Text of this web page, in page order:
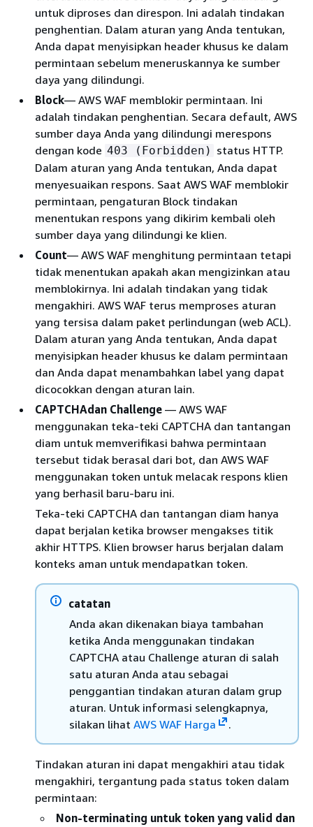
untuk diproses dan direspon. Ini adalah tindakan
penghentian. Dalam aturan yang Anda tentukan,
Anda dapat menyisipkan header khusus ke dalam
permintaan sebelum meneruskannya ke sumber
daya yang dilindungi.
Block— AWS WAF memblokir permintaan. Ini
adalah tindakan penghentian. Secara default, AWS
sumber daya Anda yang dilindungi merespons
dengan kode 403 (Forbidden) status HTTP.
Dalam aturan yang Anda tentukan, Anda dapat
menyesuaikan respons. Saat AWS WAF memblokir
permintaan, pengaturan Block tindakan
menentukan respons yang dikirim kembali oleh
sumber daya yang dilindungi ke klien.
Count— AWS WAF menghitung permintaan tetapi
tidak menentukan apakah akan mengizinkan atau
memblokirnya. Ini adalah tindakan yang tidak
mengakhiri. AWS WAF terus memproses aturan
yang tersisa dalam paket perlindungan (web ACL).
Dalam aturan yang Anda tentukan, Anda dapat
menyisipkan header khusus ke dalam permintaan
dan Anda dapat menambahkan label yang dapat
dicocokkan dengan aturan lain.
CAPTCHAdan Challenge — AWS WAF
menggunakan teka-teki CAPTCHA dan tantangan
diam untuk memverifikasi bahwa permintaan
tersebut tidak berasal dari bot, dan AWS WAF
menggunakan token untuk melacak respons klien
yang berhasil baru-baru ini.
Teka-teki CAPTCHA dan tantangan diam hanya
dapat berjalan ketika browser mengakses titik
akhir HTTPS. Klien browser harus berjalan dalam
konteks aman untuk mendapatkan token.
catatan
Anda akan dikenakan biaya tambahan
ketika Anda menggunakan tindakan
CAPTCHA atau Challenge aturan di salah
satu aturan Anda atau sebagai
penggantian tindakan aturan dalam grup
aturan. Untuk informasi selengkapnya,
silakan lihat AWS WAF Harga .
Tindakan aturan ini dapat mengakhiri atau tidak
mengakhiri, tergantung pada status token dalam
permintaan:
Non-terminating untuk token yang valid dan